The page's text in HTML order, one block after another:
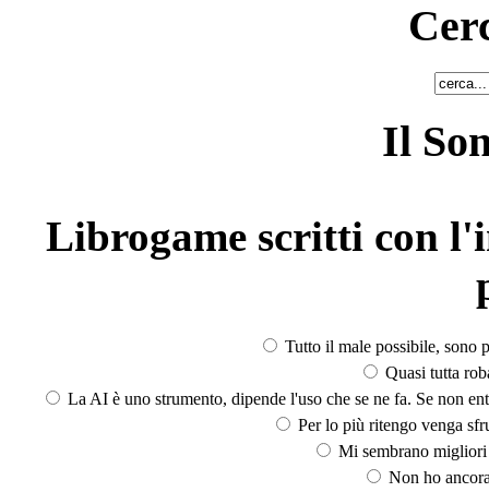
Il
Librogame scritti con
Tutto il male possibile, sono
Quasi tutta
La AI è uno strumento, dipende l'uso che se ne fa. Se non
Per lo più ritengo venga
Mi sembrano
Non ho